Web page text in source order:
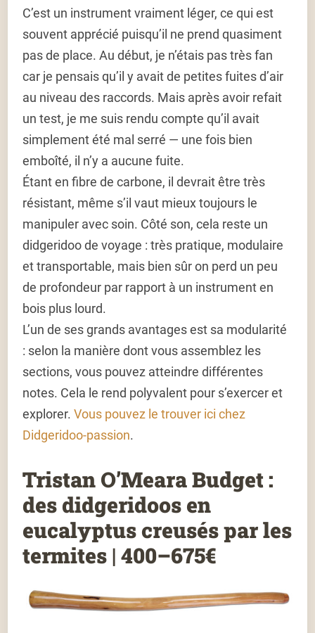
C’est un instrument vraiment léger, ce qui est
souvent apprécié puisqu’il ne prend quasiment
pas de place. Au début, je n’étais pas très fan
car je pensais qu’il y avait de petites fuites d’air
au niveau des raccords. Mais après avoir refait
un test, je me suis rendu compte qu’il avait
simplement été mal serré — une fois bien
emboîté, il n’y a aucune fuite.
Étant en fibre de carbone, il devrait être très
résistant, même s’il vaut mieux toujours le
manipuler avec soin. Côté son, cela reste un
didgeridoo de voyage : très pratique, modulaire
et transportable, mais bien sûr on perd un peu
de profondeur par rapport à un instrument en
bois plus lourd.
L’un de ses grands avantages est sa modularité
: selon la manière dont vous assemblez les
sections, vous pouvez atteindre différentes
notes. Cela le rend polyvalent pour s’exercer et
explorer.Vous pouvez le trouver ici chez
Didgeridoo-passion.
Tristan O’Meara Budget :
des didgeridoos en
eucalyptus creusés par les
termites | 400–675€